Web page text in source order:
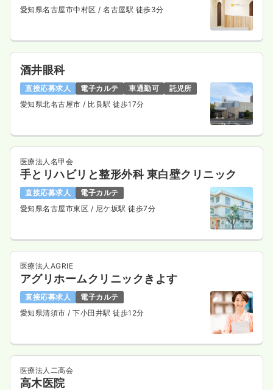
愛知県名古屋市中村区/ 名古屋駅 徒歩3分
酒井眼科
直接応募求人 電子カルテ 車通勤可
託児所
愛知県北名古屋市/ 比良駅 徒歩17分
医療法人名甲会
手とリハビリと整形外科 東白壁クリニック
直接応募求人
電子カルテ
愛知県名古屋市東区 / 尼ケ坂駅 徒歩7分
医療法人AGRIE
アグリホームクリニックきよす
直接応募求人
電子カルテ
愛知県清須市/ 下小田井駅 徒歩12分
医療法人二高会
高木医院